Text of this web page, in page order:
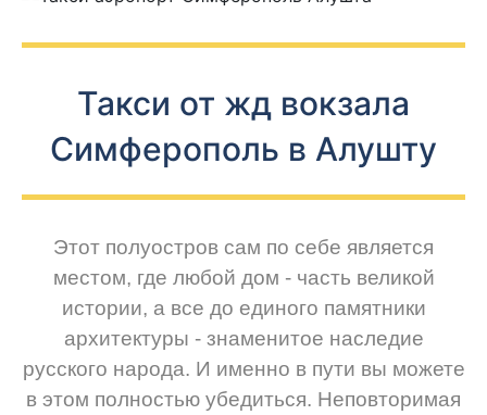
Такси от жд вокзала
Симферополь в Алушту
Этот полуостров сам по себе является
местом, где любой дом - часть великой
истории, а все до единого памятники
архитектуры - знаменитое наследие
русского народа. И именно в пути вы можете
в этом полностью убедиться. Неповторимая